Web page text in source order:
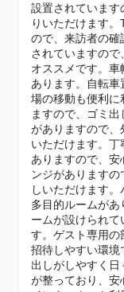
設置されています
りいただけます
ので、来訪者の確
されていますの
オススメです。
あります。自転
場の移動も便利に
ますので、ゴミ
がありますので、
いただけます。
ありますので、
ンジがあります
しいただけます
多目的ルームが
ームが設けられ
す。ゲスト専用の
招待しやすい環境
出しがしやすく日
が整っており、安